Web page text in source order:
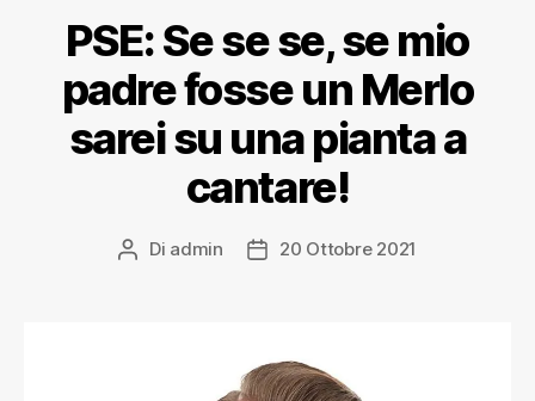
PSE: Se se se, se mio
padre fosse un Merlo
sarei su una pianta a
cantare!
Di admin 20 Ottobre 2021